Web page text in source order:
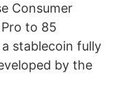
Consumer
to 85
stablecoin fully
by the